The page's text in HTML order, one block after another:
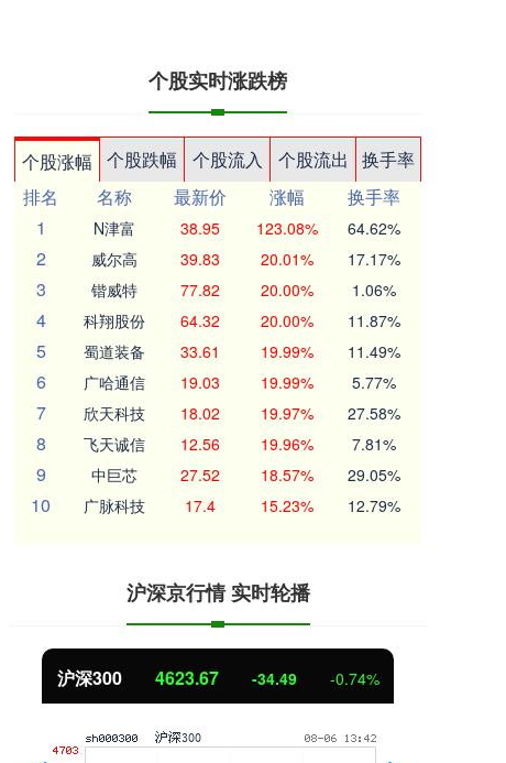
个股实时涨跌榜
个股涨幅 个股跌幅 个股流入 个股流出
换手率
排名
名称 最新价 涨幅
换手率
1
N津富 38.95 123.08% 64.62%
2 威尔高 39.83 20.01% 17.17%
3 锴威特 77.82 20.00% 1.06%
4 科翔股份 64.32 20.00% 11.87%
5 蜀道装备 33.61 19.99% 11.49%
6 广哈通信 19.03 19.99% 5.77%
7 欣天科技 18.02 19.97% 27.58%
8 飞天诚信 12.56 19.96% 7.81%
9 中巨芯 27.52 18.57% 29.05%
10 广脉科技 17.4 15.23% 12.79%
沪深京行情 实时轮播
北证50 1109.25 -10.21 -0.91%